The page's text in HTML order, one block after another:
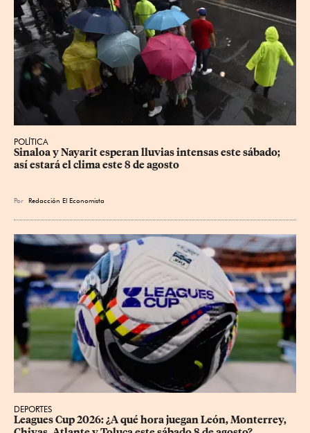
POLÍTICA
Sinaloa y Nayarit esperan lluvias intensas este sábado;
así estará el clima este 8 de agosto
Por Redacción El Economista
DEPORTES
Leagues Cup 2026: ¿A qué hora juegan León, Monterrey,